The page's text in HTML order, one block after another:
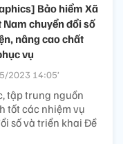
Bảo hiểm Xã
Nam chuyển đổi số
nâng cao chất
vụ
2023 14:05’
tập trung nguồn
tốt các nhiệm vụ
số và triển khai Đề